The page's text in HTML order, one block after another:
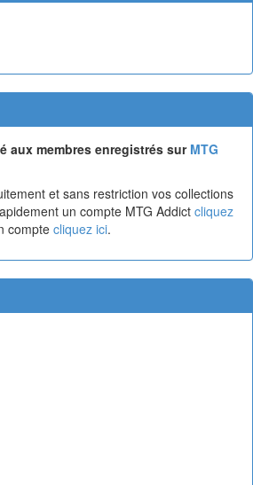
aux membres enregistrés sur MTG
et sans restriction vos collections
un compte MTG Addict cliquez
compte cliquez ici.